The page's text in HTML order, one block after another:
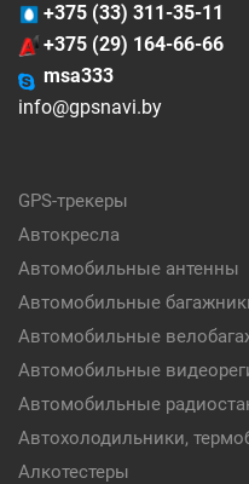
+375 (33) 311-35-11
+375 (29) 164-66-66
msa333
info@gpsnavi.by
GPS-трекеры
Автокресла
Автомобильные антенны
Автомобильные
Автомобильные
Автомобильные
Автомобильные
Автохолодильники,
Алкотестеры